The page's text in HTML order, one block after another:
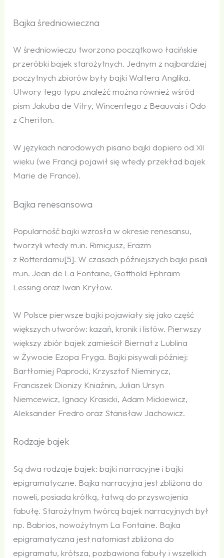
Bajka średniowieczna
W średniowieczu tworzono początkowo łacińskie
przeróbki bajek starożytnych. Jednym z najbardziej
poczytnych zbiorów były bajki Waltera Anglika.
Utwory tego typu znaleźć można również wśród
pism Jakuba de Vitry, Wincentego z Beauvais i Odo
z Cheriton.
W językach narodowych pisano bajki dopiero od XII
wieku (we Francji pojawił się wtedy przekład bajek
Marie de France).
Bajka renesansowa
Popularność bajki wzrosła w okresie renesansu,
tworzyli wtedy m.in. Rimicjusz, Erazm
z Rotterdamu[5]. W czasach późniejszych bajki pisali
m.in. Jean de La Fontaine, Gotthold Ephraim
Lessing oraz Iwan Kryłow.
W Polsce pierwsze bajki pojawiały się jako część
większych utworów: kazań, kronik i listów. Pierwszy
większy zbiór bajek zamieścił Biernat z Lublina
w Żywocie Ezopa Fryga. Bajki pisywali później:
Bartłomiej Paprocki, Krzysztof Niemirycz,
Franciszek Dionizy Kniaźnin, Julian Ursyn
Niemcewicz, Ignacy Krasicki, Adam Mickiewicz,
Aleksander Fredro oraz Stanisław Jachowicz.
Rodzaje bajek
Są dwa rodzaje bajek: bajki narracyjne i bajki
epigramatyczne. Bajka narracyjna jest zbliżona do
noweli, posiada krótką, łatwą do przyswojenia
fabułę. Starożytnym twórcą bajek narracyjnych był
np. Babrios, nowożytnym La Fontaine. Bajka
epigramatyczna jest natomiast zbliżona do
epigramatu, krótsza, pozbawiona fabuły i wszelkich